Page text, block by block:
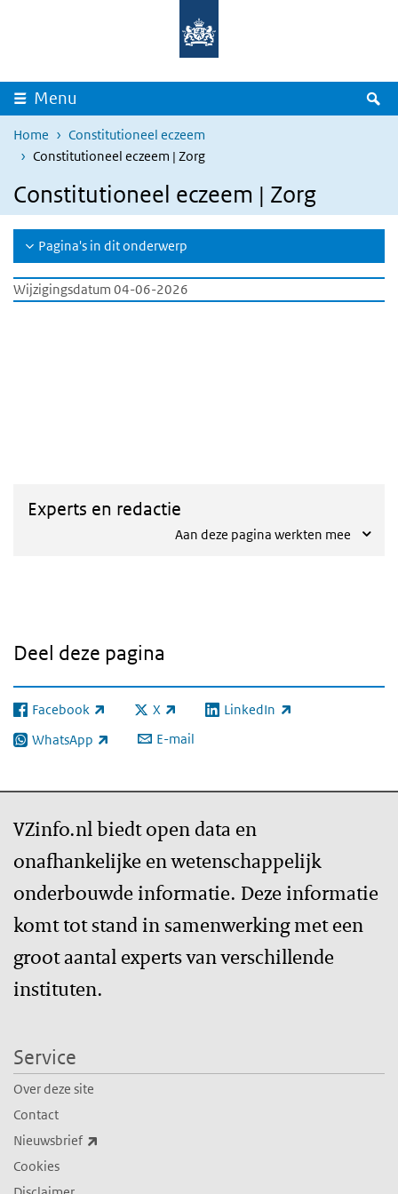
Overslaan en naar de inhoud gaan
Menu
Home
Constitutioneel eczeem
Constitutioneel eczeem | Zorg
Constitutioneel eczeem | Zorg
Pagina's in dit onderwerp
Wijzigingsdatum 04-06-2026
Experts en redactie
Aan deze pagina werkten mee
Deel deze pagina
Facebook
(externe link) X
(externe link) LinkedIn
(externe link)
WhatsApp
(externe link) E-mail
VZinfo.nl biedt open data en
onafhankelijke en wetenschappelijk
onderbouwde informatie. Deze informatie
komt tot stand in samenwerking met een
groot aantal experts van verschillende
instituten.
Service
Over deze site
Contact
Nieuwsbrief
Cookies